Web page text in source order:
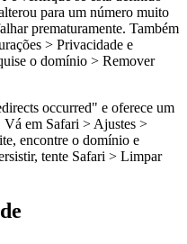
para um número muito
prematuramente. Também
> Privacidade e
o domínio > Remover
occurred" e oferece um
Vá em Safari > Ajustes >
encontre o domínio e
tente Safari > Limpar